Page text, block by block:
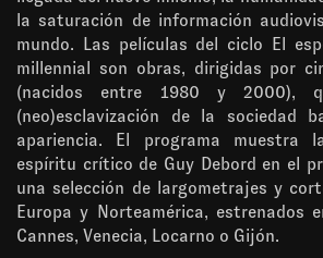
la saturación de información
mundo. Las películas del ciclo El
millennial son obras, dirigidas por
(nacidos entre 1980 y 2000),
(neo)esclavización de la sociedad
apariencia. El programa muestra
espíritu crítico de Guy Debord en el
una selección de largometrajes y
Europa y Norteamérica, estrenados
Cannes, Venecia, Locarno o Gijón.